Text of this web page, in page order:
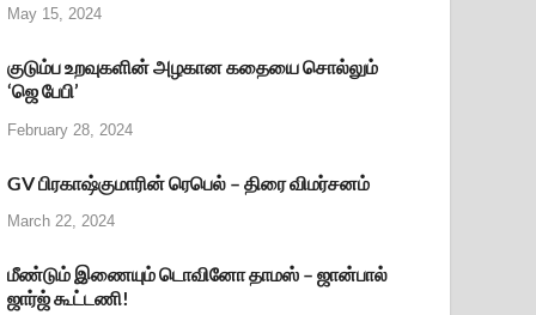
May 15, 2024
குடும்ப உறவுகளின் அழகான கதையை சொல்லும்
‘ஜெ பேபி’
February 28, 2024
GV பிரகாஷ்குமாரின் ரெபெல் – திரை விமர்சனம்
March 22, 2024
மீண்டும் இணையும் டொவினோ தாமஸ் – ஜான்பால்
ஜார்ஜ் கூட்டணி!